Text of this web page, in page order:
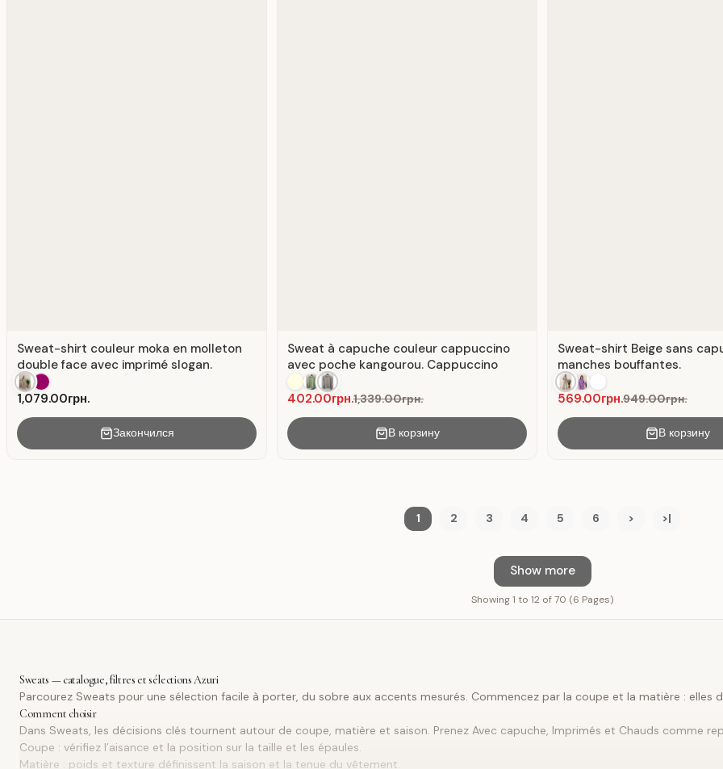
Sweat-shirt couleur moka en molleton
double face avec imprimé slogan.
1,079.00грн.
Закончился
Sweat à capuche couleur cappuccino
avec poche kangourou. Cappuccino
402.00грн.1,339.00грн.
В корзину
Sweat-shirt Beige sans
manches bouffantes.
569.00грн.949.00грн.
В корзину
1 2 3 4 5 6 > >|
Show more
Showing 1 to 12 of 70 (6 Pages)
Sweats — catalogue, filtres et sélections Azuri
Parcourez Sweats pour une sélection facile à porter, du sobre aux accents mesurés. Commencez par la coupe et la matière : elles
Comment choisir
Dans Sweats, les décisions clés tournent autour de coupe, matière et saison. Prenez Avec capuche Imprimés et Chauds comme
Coupe : vérifiez l’aisance et la position sur la taille et les épaules.
Matière : poids et texture définissent la saison et la tenue du vêtement.